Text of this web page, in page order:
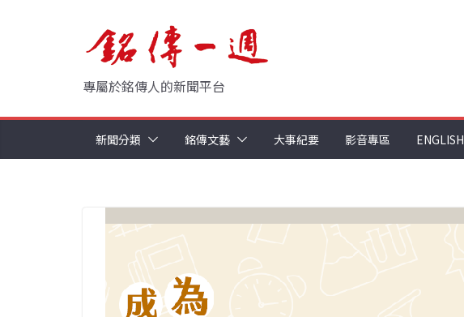
專屬於銘傳人的新聞平台
新聞分類 銘傳文藝 大事紀要 影音專區 ENGLISH